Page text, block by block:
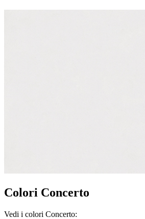
Colori Concerto
Vedi i colori Concerto: